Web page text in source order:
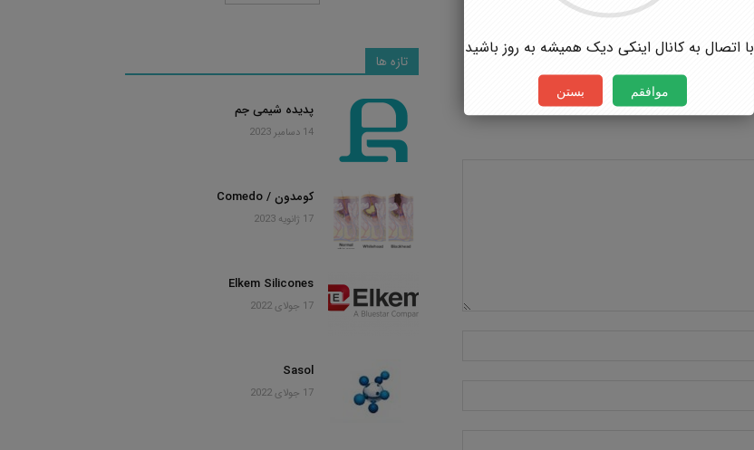
تازه ها
پدیده شیمی جم
14 دسامبر 2023
کومدون / Comedo
17 ژانویه 2023
Elkem Silicones
17 جولای 2022
Sasol
17 جولای 2022
با اتصال به کانال اینکی دیک همیشه به روز باشید
موافقم بستن